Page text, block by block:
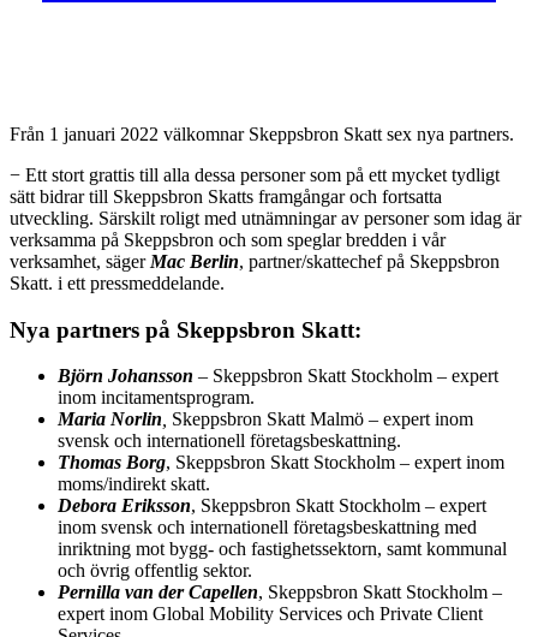
Från 1 januari 2022 välkomnar Skeppsbron Skatt sex nya partners.
− Ett stort grattis till alla dessa personer som på ett mycket tydligt
sätt bidrar till Skeppsbron Skatts framgångar och fortsatta
utveckling. Särskilt roligt med utnämningar av personer som idag är
verksamma på Skeppsbron och som speglar bredden i vår
verksamhet, säger Mac Berlin, partner/skattechef på Skeppsbron
Skatt. i ett pressmeddelande.
Nya partners på Skeppsbron Skatt:
Björn Johansson – Skeppsbron Skatt Stockholm – expert
inom incitamentsprogram.
Maria Norlin Skeppsbron Skatt Malmö – expert inom
svensk och internationell företagsbeskattning.
Thomas Borg, Skeppsbron Skatt Stockholm – expert inom
moms/indirekt skatt.
Debora Eriksson, Skeppsbron Skatt Stockholm – expert
inom svensk och internationell företagsbeskattning med
inriktning mot bygg- och fastighetssektorn, samt kommunal
och övrig offentlig sektor.
Pernilla van der Capellen, Skeppsbron Skatt Stockholm –
expert inom Global Mobility Services och Private Client